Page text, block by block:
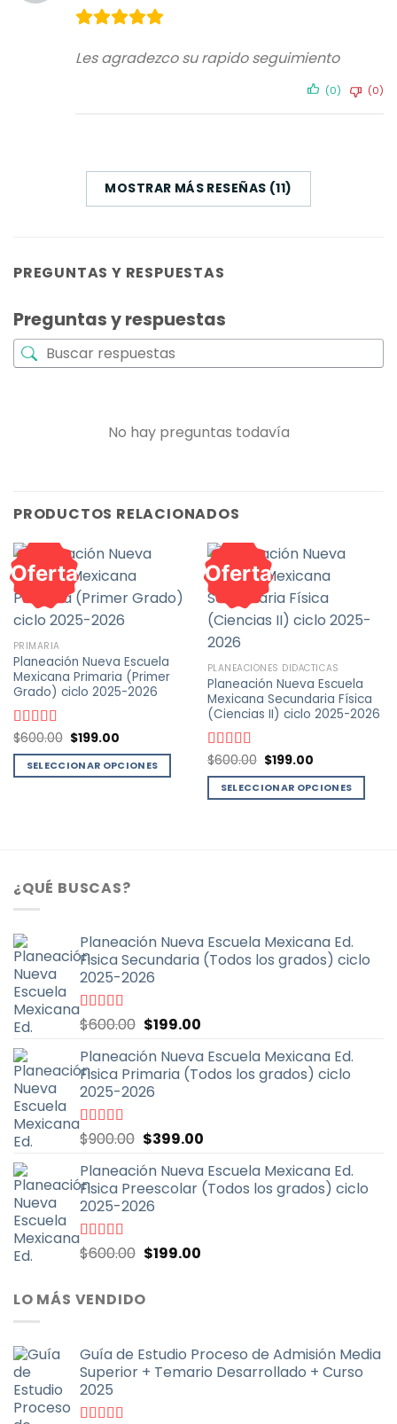
Les agradezco su rapido seguimiento
(0) (0)
MOSTRAR MÁS RESEÑAS (11)
PREGUNTAS Y RESPUESTAS
Preguntas y respuestas
No hay preguntas todavía
PRODUCTOS RELACIONADOS
Oferta
PRIMARIA
Planeación Nueva Escuela
Mexicana Primaria (Primer
Grado) ciclo 2025-2026
Valorado
con4.67de
$600.00 El
precio
original
era:
$600.00.
$199.00El
actual
es:
$199.00.
SELECCIONAR OPCIONES
Las
opciones
se
pueden
elegir
en
la
página
de
producto
Oferta
PLANEACIÓNES DIDÁCTICAS
Planeación Nueva Escuela
Mexicana Secundaria Física
(Ciencias II) ciclo 2025-2026
Valorado
con4.95de
$600.00 El
precio
original
era:
$600.00.
$199.00El
actual
es:
$199.00.
SELECCIONAR OPCIONES
se
pueden
de
producto
¿QUÉ BUSCAS?
Planeación Nueva Escuela Mexicana Ed.
Fisica Secundaria (Todos los grados) ciclo
2025-2026
Valorado
con
5
$600.00 El
original
era:
$600.00.
$199.00El
actual
es:
Planeación Nueva Escuela Mexicana Ed.
Fisica Primaria (Todos los grados) ciclo
2025-2026
Valorado
con
5
$900.00 El
original
era:
$900.00.
$399.00El
actual
es:
Planeación Nueva Escuela Mexicana Ed.
Fisica Preescolar (Todos los grados) ciclo
2025-2026
Valorado
con
$600.00 El
original
era:
$199.00El
LO MÁS VENDIDO
Guía de Estudio Proceso de Admisión Media
Superior + Temario Desarrollado + Curso
2025